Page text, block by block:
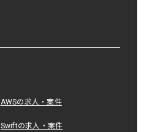
AWSの求人・案件
Swiftの求人・案件